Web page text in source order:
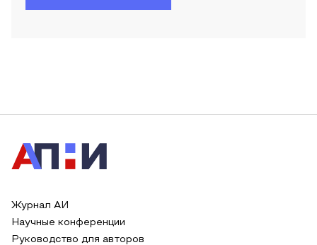
Журнал АИ
Научные конференции
Руководство для авторов